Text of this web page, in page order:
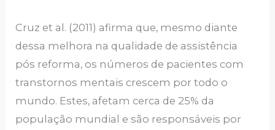
Cruz et al. (2011) afirma que, mesmo diante
dessa melhora na qualidade de assistência
pós reforma, os números de pacientes com
transtornos mentais crescem por todo o
mundo. Estes, afetam cerca de 25% da
população mundial e são responsáveis por